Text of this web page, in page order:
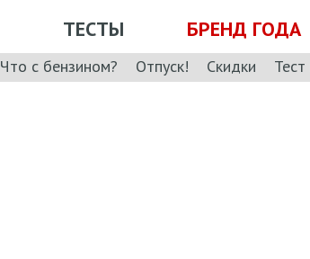
ТЕСТЫ БРЕНД ГОДА
Что с бензином? Отпуск! Скидки